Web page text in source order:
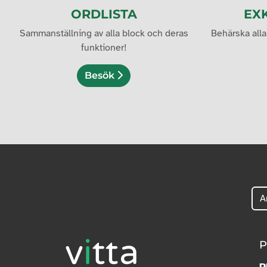
ORDLISTA
Sammanställning av alla block och deras
funktioner!
Besök
Behärska